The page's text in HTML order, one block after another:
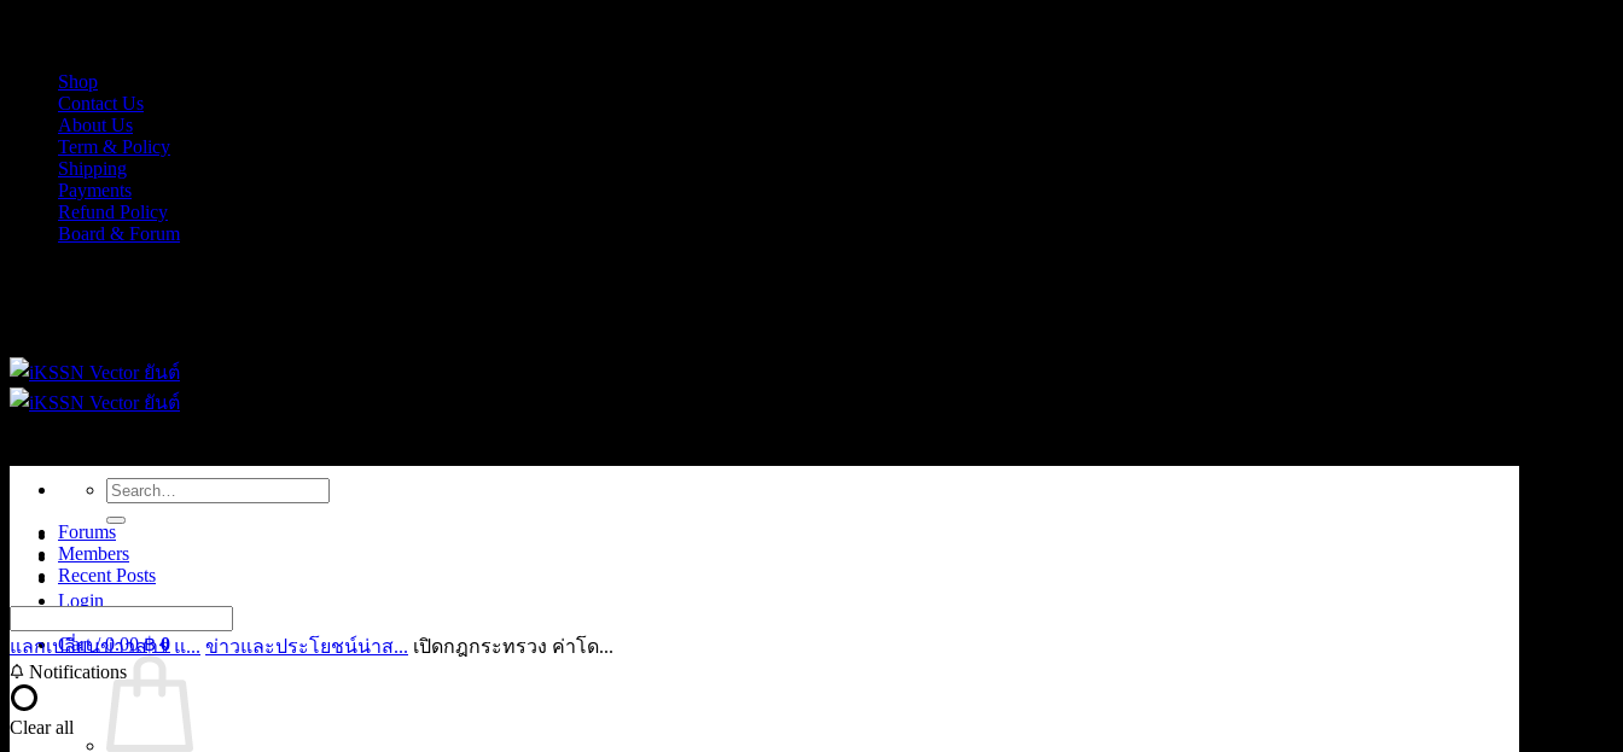
contentShop
Contact Us
About Us
Term & Policy
Shipping
Payments
Refund Policy
Board & Forum
Search
for:
Login
Cart /0.00฿ 0
Forums
Members
Recent Posts
แลกเปลี่ยนข่าวสาร แ... ข่าวและประโยชน์น่าส... เปิดกฎกระทรวง ค่าโด...
Notifications
Clear all